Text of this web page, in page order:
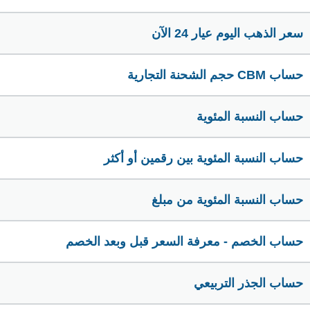
سعر الذهب اليوم عيار 24 الآن
حساب CBM حجم الشحنة التجارية
حساب النسبة المئوية
حساب النسبة المئوية بين رقمين أو أكثر
حساب النسبة المئوية من مبلغ
حساب الخصم - معرفة السعر قبل وبعد الخصم
حساب الجذر التربيعي